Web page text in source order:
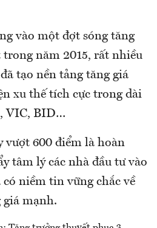
vào một đợt sóng tăng
năm 2015, rất nhiều
tạo nền tảng tăng giá
xu thế tích cực trong dài
VIC, BID…
vượt 600 điểm là hoàn
tâm lý các nhà đầu tư vào
niềm tin vững chắc về
mạnh.